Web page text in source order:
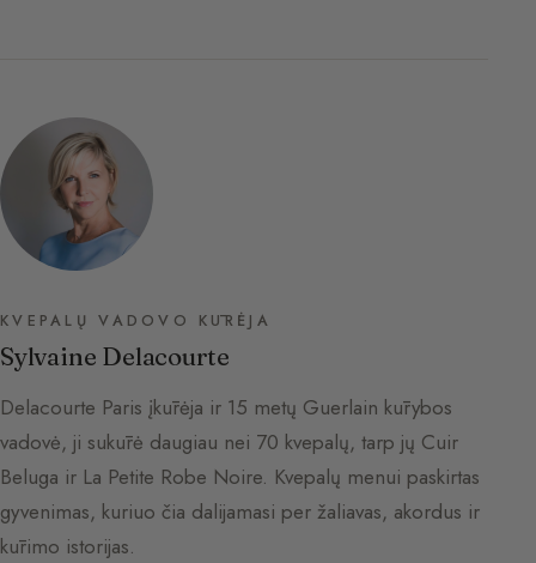
KVEPALŲ VADOVO KŪRĖJA
Sylvaine Delacourte
Delacourte Paris įkūrėja ir 15 metų Guerlain kūrybos
vadovė, ji sukūrė daugiau nei 70 kvepalų, tarp jų Cuir
Beluga ir La Petite Robe Noire. Kvepalų menui paskirtas
gyvenimas, kuriuo čia dalijamasi per žaliavas, akordus ir
kūrimo istorijas.